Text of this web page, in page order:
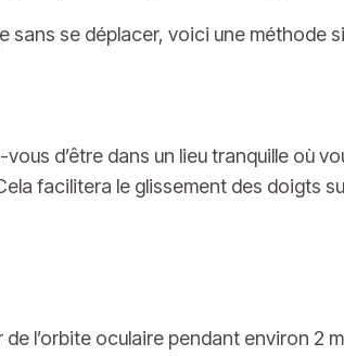
se déplacer, voici une méthode
vous d’être dans un lieu tranquille où
facilitera le glissement des doigts
l’orbite oculaire pendant environ 2